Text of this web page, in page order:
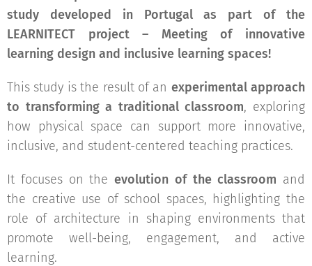
study developed in Portugal as part of the
LEARNITECT project – Meeting of innovative
learning design and inclusive learning spaces!
This study is the result of an experimental approach
to transforming a traditional classroom, exploring
how physical space can support more innovative,
inclusive, and student-centered teaching practices.
It focuses on the evolution of the classroom and
the creative use of school spaces, highlighting the
role of architecture in shaping environments that
promote well-being, engagement, and active
learning.